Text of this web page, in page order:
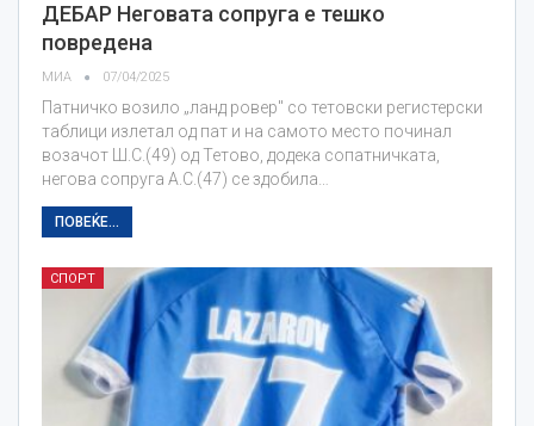
ДЕБАР Неговата сопруга е тешко
повредена
МИА 07/04/2025
Патничко возило „ланд ровер" со тетовски регистерски
таблици излетал од пат и на самото место починал
возачот Ш.С.(49) од Тетово, додека сопатничката,
негова сопруга А.С.(47) се здобила…
ПОВЕЌЕ...
СПОРТ